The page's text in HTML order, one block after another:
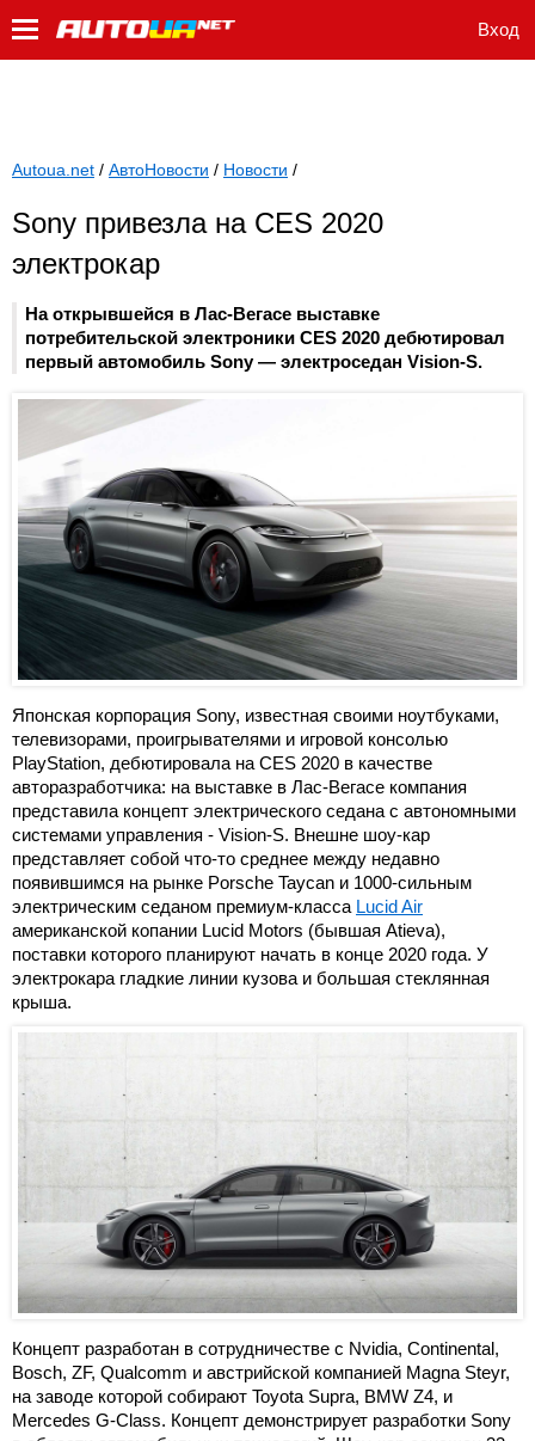
Вход
Autoua.net / АвтоНовости / Новости /
Sony привезла на CES 2020
электрокар
На открывшейся в Лас-Вегасе выставке
потребительской электроники CES 2020 дебютировал
первый автомобиль Sony — электроседан Vision-S.
Японская корпорация Sony, известная своими ноутбуками,
телевизорами, проигрывателями и игровой консолью
PlayStation, дебютировала на CES 2020 в качестве
авторазработчика: на выставке в Лас-Вегасе компания
представила концепт электрического седана с автономными
системами управления - Vision-S. Внешне шоу-кар
представляет собой что-то среднее между недавно
появившимся на рынке Porsche Taycan и 1000-сильным
электрическим седаном премиум-класса Lucid Air
американской копании Lucid Motors (бывшая Atieva),
поставки которого планируют начать в конце 2020 года. У
электрокара гладкие линии кузова и большая стеклянная
крыша.
Концепт разработан в сотрудничестве с Nvidia, Continental,
Bosch, ZF, Qualcomm и австрийской компанией Magna Steyr,
на заводе которой собирают Toyota Supra, BMW Z4, и
Mercedes G-Class. Концепт демонстрирует разработки Sony